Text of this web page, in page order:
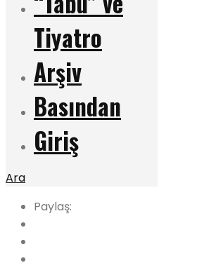
Tiyatro
Arşiv
Basından
Giriş
Ara
Paylaş: